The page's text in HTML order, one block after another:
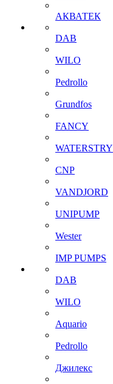
АКВАТЕК
DAB
WILO
Pedrollo
Grundfos
FANCY
WATERSTRY
CNP
VANDJORD
UNIPUMP
Wester
IMP PUMPS
DAB
WILO
Aquario
Pedrollo
Джилекс